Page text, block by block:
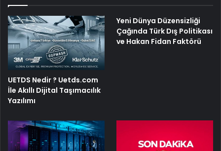
UETDS Nedir ? Uetds.com
İle Akıllı Dijital Taşımacılık
Yazılımı
Yeni Dünya Düzensizliği
Çağında Türk Dış Politikası
ve Hakan Fidan Faktörü